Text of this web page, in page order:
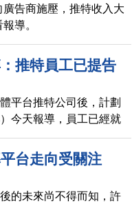
之前，把薪資規模削減8
告商施壓，推特收入大
導。
推特員工已提告
平台推特公司後，計劃
今天報導，員工已經就
台走向受關注
的未來尚不得而知，許